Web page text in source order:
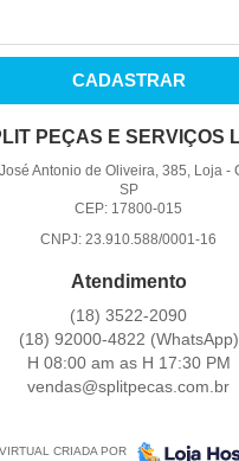
CADASTRAR
PEÇAS E SERVIÇOS
Antonio de Oliveira, 385, Loja-
SP
CEP: 17800-015
CNPJ: 23.910.588/0001-16
Atendimento
(18) 3522-2090
(18) 92000-4822 (WhatsApp)
H 08:00 am as H 17:30 PM
vendas@splitpecas.com.br
CRIADA POR